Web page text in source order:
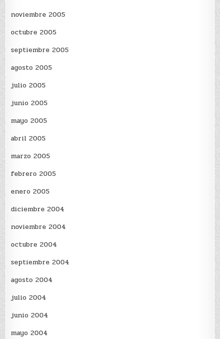
noviembre 2005
octubre 2005
septiembre 2005
agosto 2005
julio 2005
junio 2005
mayo 2005
abril 2005
marzo 2005
febrero 2005
enero 2005
diciembre 2004
noviembre 2004
octubre 2004
septiembre 2004
agosto 2004
julio 2004
junio 2004
mayo 2004